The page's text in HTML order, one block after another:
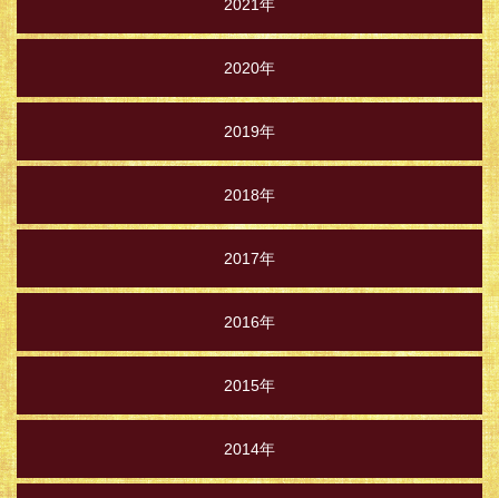
2021年
2020年
2019年
2018年
2017年
2016年
2015年
2014年